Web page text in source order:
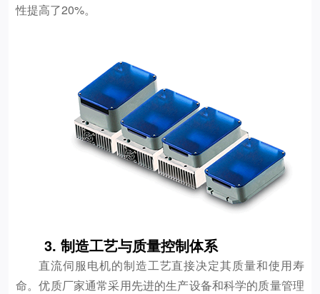
性提高了20%。
3. 制造工艺与质量控制体系
直流伺服电机的制造工艺直接决定其质量和使用寿
命。优质厂家通常采用先进的生产设备和科学的质量管理